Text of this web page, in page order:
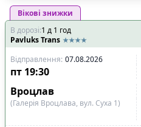
Вікові знижки
В дорозі:1 д 1 год
Pavluks Trans
Відправлення: 07.08.2026
пт 19:30
Вроцлав
(Галерія Вроцлава, вул. Суха 1)